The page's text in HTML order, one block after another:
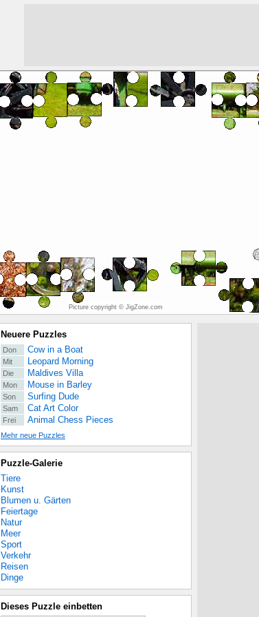
Picture copyright © JigZone.com
Neuere Puzzles
Don Cow in a Boat
Mit Leopard Morning
Die Maldives Villa
Mon Mouse in Barley
Son Surfing Dude
Sam Cat Art Color
Frei Animal Chess Pieces
Mehr neue Puzzles
Puzzle-Galerie
Tiere
Kunst
Blumen u. Gärten
Feiertage
Natur
Meer
Sport
Verkehr
Reisen
Dinge
Dieses Puzzle einbetten